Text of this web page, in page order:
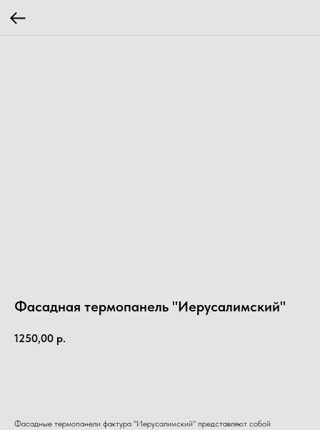
Фасадная термопанель "Иерусалимский"
1250,00 р.
Фасадные термопанели фактура "Иерусалимский" представляют собой